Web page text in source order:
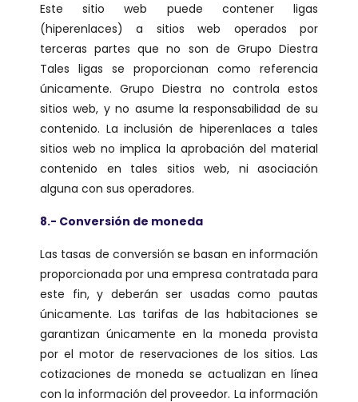
Este sitio web puede contener ligas
(hiperenlaces) a sitios web operados por
terceras partes que no son de Grupo Diestra
Tales ligas se proporcionan como referencia
únicamente. Grupo Diestra no controla estos
sitios web, y no asume la responsabilidad de su
contenido. La inclusión de hiperenlaces a tales
sitios web no implica la aprobación del material
contenido en tales sitios web, ni asociación
alguna con sus operadores.
8.- Conversión de moneda
Las tasas de conversión se basan en información
proporcionada por una empresa contratada para
este fin, y deberán ser usadas como pautas
únicamente. Las tarifas de las habitaciones se
garantizan únicamente en la moneda provista
por el motor de reservaciones de los sitios. Las
cotizaciones de moneda se actualizan en línea
con la información del proveedor. La información